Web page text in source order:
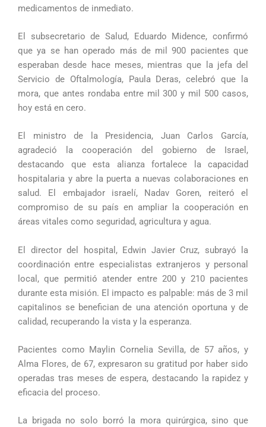
medicamentos de inmediato.
El subsecretario de Salud, Eduardo Midence, confirmó
que ya se han operado más de mil 900 pacientes que
esperaban desde hace meses, mientras que la jefa del
Servicio de Oftalmología, Paula Deras, celebró que la
mora, que antes rondaba entre mil 300 y mil 500 casos,
hoy está en cero.
El ministro de la Presidencia, Juan Carlos García,
agradeció la cooperación del gobierno de Israel,
destacando que esta alianza fortalece la capacidad
hospitalaria y abre la puerta a nuevas colaboraciones en
salud. El embajador israelí, Nadav Goren, reiteró el
compromiso de su país en ampliar la cooperación en
áreas vitales como seguridad, agricultura y agua.
El director del hospital, Edwin Javier Cruz, subrayó la
coordinación entre especialistas extranjeros y personal
local, que permitió atender entre 200 y 210 pacientes
durante esta misión. El impacto es palpable: más de 3 mil
capitalinos se benefician de una atención oportuna y de
calidad, recuperando la vista y la esperanza.
Pacientes como Maylin Cornelia Sevilla, de 57 años, y
Alma Flores, de 67, expresaron su gratitud por haber sido
operadas tras meses de espera, destacando la rapidez y
eficacia del proceso.
La brigada no solo borró la mora quirúrgica, sino que